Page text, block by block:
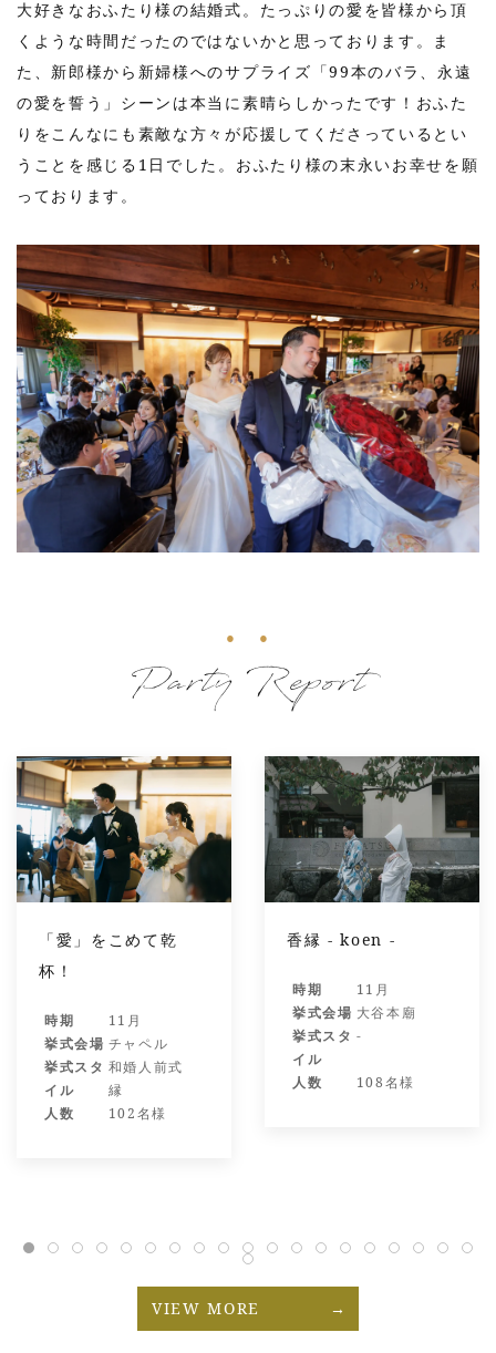
大好きなおふたり様の結婚式。たっぷりの愛を皆様から頂
くような時間だったのではないかと思っております。ま
た、新郎様から新婦様へのサプライズ「99本のバラ、永遠
の愛を誓う」シーンは本当に素晴らしかったです！おふた
りをこんなにも素敵な方々が応援してくださっているとい
うことを感じる1日でした。おふたり様の末永いお幸せを願
っております。
Party Report
「愛」をこめて乾
杯！
時期
11月
挙式会場 チャペル
挙式スタ
イル
和婚人前式
縁
人数
102名様
香縁 - koen -
時期
11月
挙式会場 大谷本廟
挙式スタ
イル
-
人数 108名様
VIEW MORE